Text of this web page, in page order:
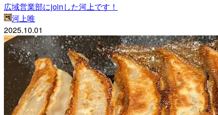
広域営業部にjoinした河上です！
河上唯
2025.10.01